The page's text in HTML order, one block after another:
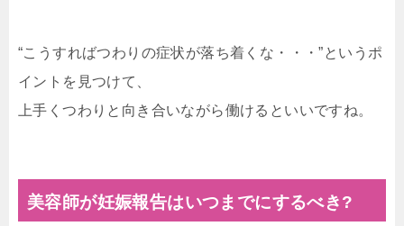
“こうすればつわりの症状が落ち着くな・・・”というポ
イントを見つけて、
上手くつわりと向き合いながら働けるといいですね。
美容師が妊娠報告はいつまでにするべき?